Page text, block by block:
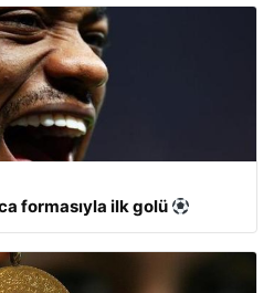
formasıyla ilk golü